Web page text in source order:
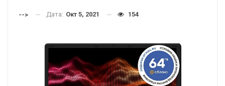
--> Дата: Окт 5, 2021 154